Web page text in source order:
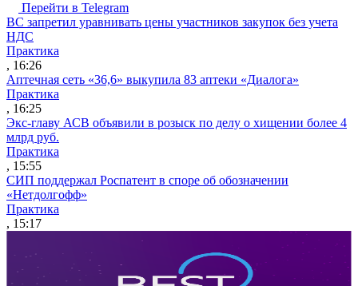
Перейти в Telegram
ВС запретил уравнивать цены участников закупок без учета
НДС
Практика
, 16:26
Аптечная сеть «36,6» выкупила 83 аптеки «Диалога»
Практика
, 16:25
Экс-главу АСВ объявили в розыск по делу о хищении более 4
млрд руб.
Практика
, 15:55
СИП поддержал Роспатент в споре об обозначении
«Нетдолгофф»
Практика
, 15:17